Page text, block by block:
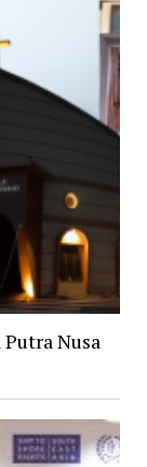
Nusa